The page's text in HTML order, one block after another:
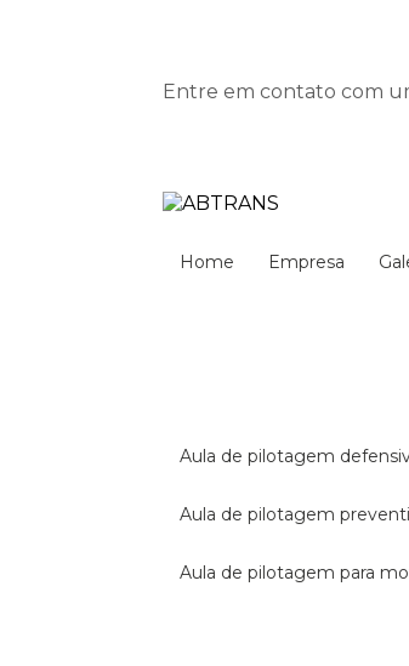
Entre em contato com
Home Empresa
aula de pilotagem
aula de pilotagem
aula de pilotagem para